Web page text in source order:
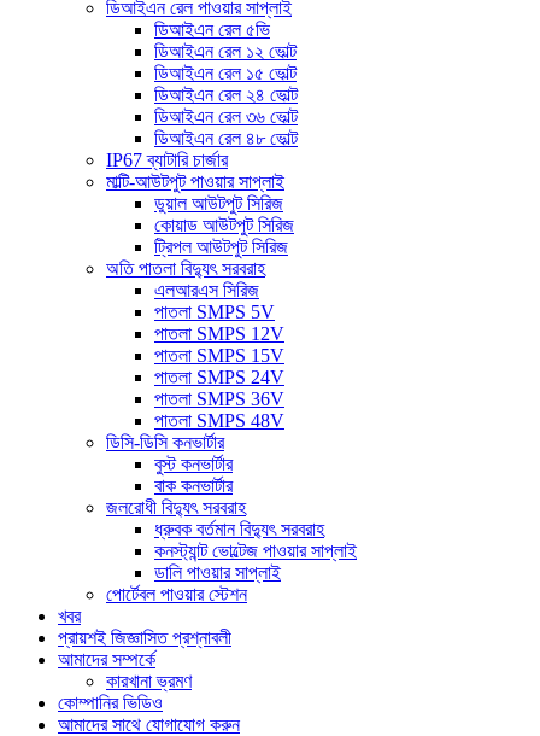
ডিআইএন রেল পাওয়ার সাপ্লাই
ডিআইএন রেল ৫ভি
ডিআইএন রেল ১২ ভোল্ট
ডিআইএন রেল ১৫ ভোল্ট
ডিআইএন রেল ২৪ ভোল্ট
ডিআইএন রেল ৩৬ ভোল্ট
ডিআইএন রেল ৪৮ ভোল্ট
IP67 ব্যাটারি চার্জার
মাল্টি-আউটপুট পাওয়ার সাপ্লাই
ডুয়াল আউটপুট সিরিজ
কোয়াড আউটপুট সিরিজ
ট্রিপল আউটপুট সিরিজ
অতি পাতলা বিদ্যুৎ সরবরাহ
এলআরএস সিরিজ
পাতলা SMPS 5V
পাতলা SMPS 12V
পাতলা SMPS 15V
পাতলা SMPS 24V
পাতলা SMPS 36V
পাতলা SMPS 48V
ডিসি-ডিসি কনভার্টার
বুস্ট কনভার্টার
বাক কনভার্টার
জলরোধী বিদ্যুৎ সরবরাহ
ধ্রুবক বর্তমান বিদ্যুৎ সরবরাহ
কনস্ট্যান্ট ভোল্টেজ পাওয়ার সাপ্লাই
ডালি পাওয়ার সাপ্লাই
পোর্টেবল পাওয়ার স্টেশন
খবর
প্রায়শই জিজ্ঞাসিত প্রশ্নাবলী
আমাদের সম্পর্কে
কারখানা ভ্রমণ
কোম্পানির ভিডিও
আমাদের সাথে যোগাযোগ করুন